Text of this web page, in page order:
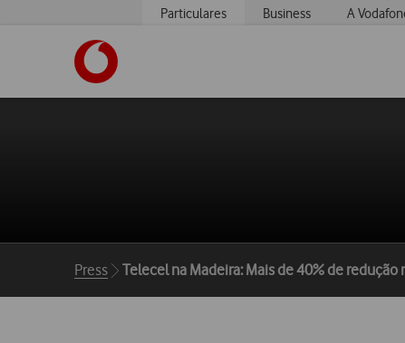
Particulares Business A
Breadcrumbs
Press Telecel na Madeira: Mais de 40% de